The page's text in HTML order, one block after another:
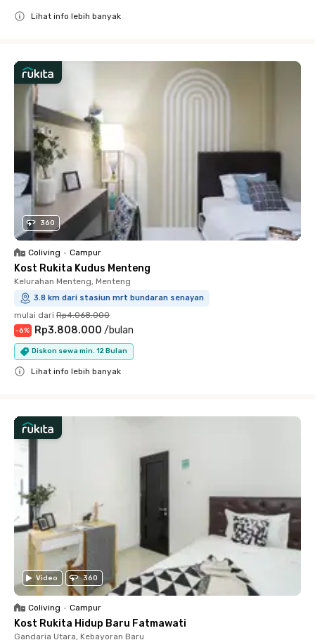
Lihat info lebih banyak
360
Coliving • Campur
Kost Rukita Kudus Menteng
Kelurahan Menteng, Menteng
3.8 km dari stasiun mrt bundaran senayan
mulai dari Rp4.068.000
-6% Rp3.808.000 /bulan
Diskon sewa min. 12 Bulan
Lihat info lebih banyak
Video 360
Coliving • Campur
Kost Rukita Hidup Baru Fatmawati
Gandaria Utara, Kebayoran Baru